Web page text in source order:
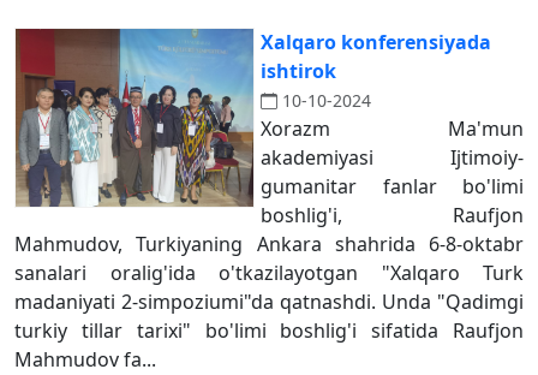
Xalqaro konferensiyada
ishtirok
10-10-2024
Xorazm Ma'mun
akademiyasi Ijtimoiy-
gumanitar fanlar bo'limi
boshlig'i, Raufjon
Mahmudov, Turkiyaning Ankara shahrida 6-8-oktabr
sanalari oralig'ida o'tkazilayotgan "Xalqaro Turk
madaniyati 2-simpoziumi"da qatnashdi. Unda "Qadimgi
turkiy tillar tarixi" bo'limi boshlig'i sifatida Raufjon
Mahmudov fa...